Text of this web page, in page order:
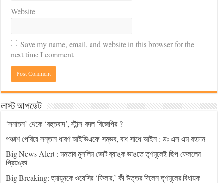
Website
Save my name, email, and website in this browser for the
next time I comment.
লাস্ট আপডেট
‘সনাতন’ থেকে ‘বহুতবাদ’, স্টান্স বদল বিজেপির ?
পঞ্চাশ পেরিয়ে সন্তান ধারণ আইভিএফে সম্ভব, বাধ সাধে আইন : ডঃ এস এম রহমান
Big News Alert : মমতার মুসলিম ভোট ব্যাঙ্ক ভাঙতে তৃণমূলেই ছিপ ফেললেন
প্রিয়ঙ্কা
Big Breaking: হুমায়ুনকে ওয়েসির ‘ফিলার,’ কী উত্তর দিলেন তৃণমূলের বিধায়ক